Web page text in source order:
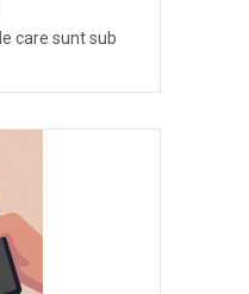
care sunt sub